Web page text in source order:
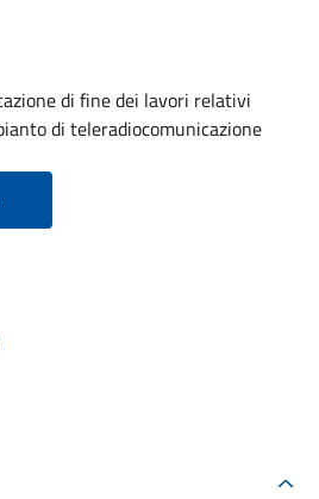
di fine dei lavori relativi
di teleradiocomunicazione